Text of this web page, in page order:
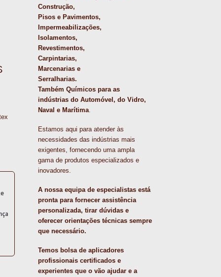
Construção,
Pisos e Pavimentos,
Impermeabilizações,
Isolamentos,
Revestimentos,
Carpintarias,
Marcenarias e
Serralharias.
Também Químicos para as
indústrias do Automóvel, do Vidro,
Naval e Marítima.
Estamos aqui para atender às
necessidades das indústrias mais
exigentes, fornecendo uma ampla
gama de produtos especializados e
inovadores.
A nossa equipa de especialistas está
pronta para fornecer assistência
personalizada, tirar dúvidas e
oferecer orientações técnicas sempre
que necessário.
Temos bolsa de aplicadores
profissionais certificados e
experientes que o vão ajudar e a